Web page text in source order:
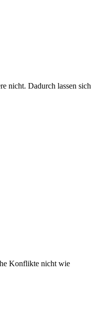
nicht. Dadurch lassen sich
Konflikte nicht wie